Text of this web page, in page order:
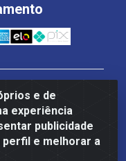
e de
experiência
publicidade
e melhorar a
0001-93 -
11, 13, 14 Ao 32,
Brasília/DF - CEP